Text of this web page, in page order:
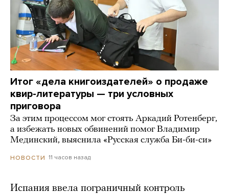
Итог «дела книгоиздателей» о продаже
квир-литературы — три условных
приговора
За этим процессом мог стоять Аркадий Ротенберг,
а избежать новых обвинений помог Владимир
Мединский, выяснила «Русская служба Би-би-си»
НОВОСТИ 11 часов назад
Испания ввела пограничный контроль